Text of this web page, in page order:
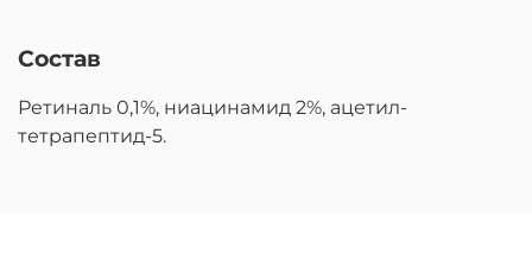
Состав
Ретиналь 0,1%, ниацинамид 2%, ацетил-
тетрапептид-5.